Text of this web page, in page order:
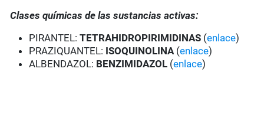
Clases químicas de las sustancias activas:
PIRANTEL:TETRAHIDROPIRIMIDINAS (enlace)
PRAZIQUANTEL: ISOQUINOLINA(enlace)
ALBENDAZOL: BENZIMIDAZOL (enlace)